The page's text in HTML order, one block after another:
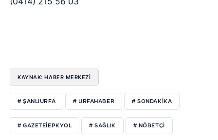
KAYNAK: HABER MERKEZİ
# ŞANLIURFA # URFAHABER # SONDAKIKA
# GAZETEIEPKYOL # SAĞLIK # NÖBETÇI